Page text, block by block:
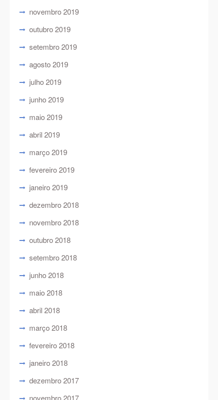
novembro 2019
outubro 2019
setembro 2019
agosto 2019
julho 2019
junho 2019
maio 2019
abril 2019
março 2019
fevereiro 2019
janeiro 2019
dezembro 2018
novembro 2018
outubro 2018
setembro 2018
junho 2018
maio 2018
abril 2018
março 2018
fevereiro 2018
janeiro 2018
dezembro 2017
novembro 2017